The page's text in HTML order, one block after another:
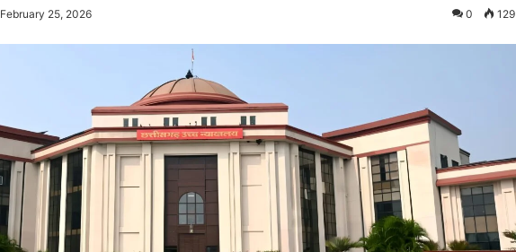
February 25, 2026 0 129